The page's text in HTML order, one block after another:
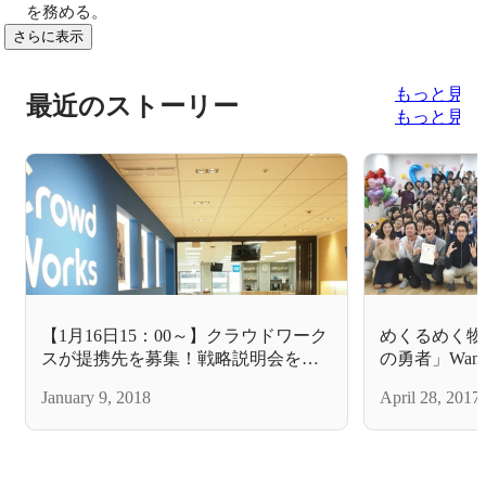
を務める。
さらに表示
最近のストーリー
もっと見る
もっと見る
【1月16日15：00～】クラウドワーク
スが提携先を募集！戦略説明会を開
January 9, 2018
めくるめく
の勇者」
April 28, 2017